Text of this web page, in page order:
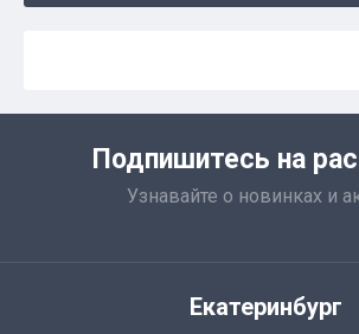
Подпишитесь на
Узнавайте о новинках и
Екатеринбург